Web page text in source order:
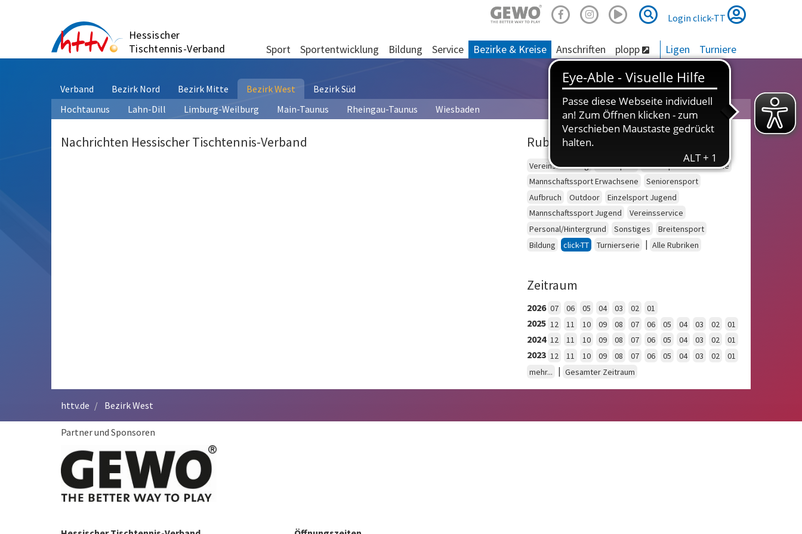
Hessischer
Tischtennis-Verband
Suche
Suche
Login click-TT
Sport Sportentwicklung Bildung Service Bezirke & Kreise Anschriften plopp Ligen Turniere
Verband Bezirk Nord Bezirk Mitte Bezirk West
Bezirk Süd
Hochtaunus
Lahn-Dill Limburg-Weilburg Main-Taunus Rheingau-Taunus Wiesbaden
Nachrichten Hessischer Tischtennis-Verband Rubriken
Vereinsberatung Schulsport
Einzelsport Erwachsene
Mannschaftssport Erwachsene
Seniorensport
Aufbruch
Outdoor
Einzelsport Jugend
Mannschaftssport Jugend
Vereinsservice
Personal/Hintergrund
Sonstiges
Breitensport
Bildung
click-TT Turnierserie | Alle Rubriken
Zeitraum
2026 07 06 05 04 03 02 01
2025 12 11 10 09 08 07 06 05 04 03 02 01
2024 12 11 10 09 08 07 06 05 04 03 02 01
2023 12 11 10 09 08 07 06 05 04 03 02
01
mehr...
| Gesamter Zeitraum
httv.de Bezirk West
Partner und Sponsoren